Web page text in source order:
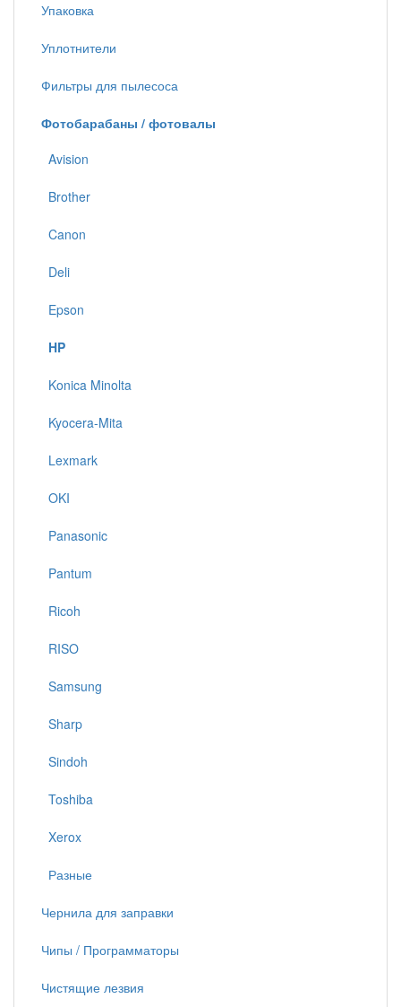
Упаковка
Уплотнители
Фильтры для пылесоса
Фотобарабаны / фотовалы
Avision
Brother
Canon
Deli
Epson
HP
Konica Minolta
Kyocera-Mita
Lexmark
OKI
Panasonic
Pantum
Ricoh
RISO
Samsung
Sharp
Sindoh
Toshiba
Xerox
Разные
Чернила для заправки
Чипы / Программаторы
Чистящие лезвия